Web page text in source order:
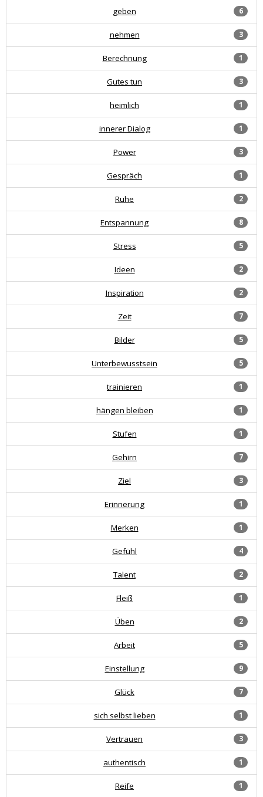
6
geben
3
nehmen
1
Berechnung
3
Gutes tun
1
heimlich
1
innerer Dialog
3
Power
1
Gespräch
2
Ruhe
8
Entspannung
5
Stress
2
Ideen
2
Inspiration
7
Zeit
5
Bilder
5
Unterbewusstsein
1
trainieren
1
hängen bleiben
1
Stufen
7
Gehirn
3
Ziel
1
Erinnerung
1
Merken
4
Gefühl
2
Talent
1
Fleiß
2
Üben
5
Arbeit
9
Einstellung
7
Glück
1
sich selbst lieben
3
Vertrauen
1
authentisch
1
Reife